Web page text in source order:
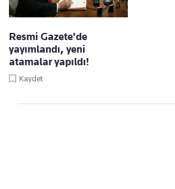
Resmi Gazete'de
yayımlandı, yeni
atamalar yapıldı!
Kaydet